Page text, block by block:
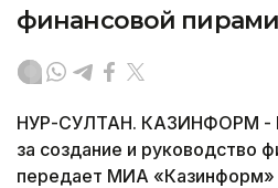
финансовой
НУР-СУЛТАН. КАЗИНФОРМ -
за создание и руководство
передает МИА «Казинформ»